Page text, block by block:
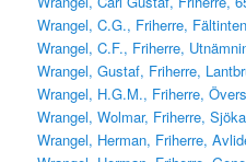
Wrangel, C.G., Friherre,
Wrangel, C.F., Friherre,
Wrangel, Gustaf, Friherre,
Wrangel, H.G.M., Friherre,
Wrangel, Wolmar, Friherre,
Wrangel, Herman, Friherre,